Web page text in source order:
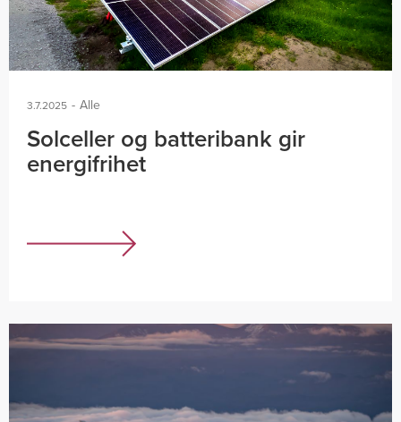
3.7.2025 - Alle
Solceller og batteribank gir
energifrihet